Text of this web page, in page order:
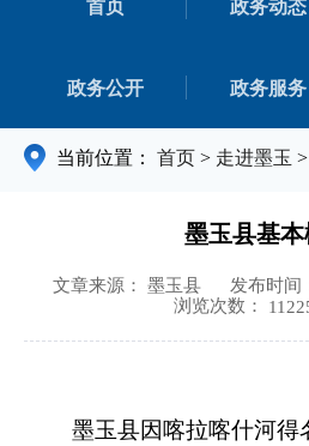
首页 政务动态
政务公开 政务服务
当前位置： 首页 > 走进墨玉 >
墨玉县基
文章来源： 墨玉县
发布时间
浏览次数：
墨玉县因喀拉喀什河得